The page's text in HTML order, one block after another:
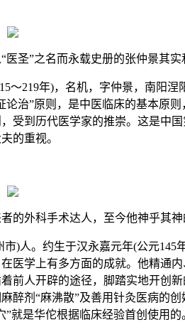
圣”之名而永载史册的张仲景其实
～219年)，名机，字仲景，南阳
论治”原则，是中医临床的基本原
受到历代医学家的推崇。这是中
的重视。
的外科手术达人，至今他神乎其
)人。约生于汉永嘉元年(公元
医学上有多方面的成就。他精通
前人开辟的途径，脚踏实地开创
醉剂“麻沸散”及善用针灸医病的
就是华佗根据临床经验首创使用的